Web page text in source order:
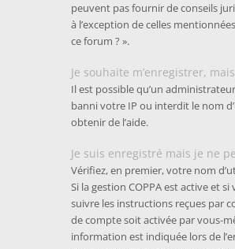
peuvent pas fournir de conseils
à l’exception de celles
ce forum ? ».
Je souhaite m’enregistrer,
Il est possible qu’un
banni votre IP ou interdit le nom
obtenir de l’aide.
Je suis enregistré mais je ne
Vérifiez, en premier, votre nom
Si la gestion COPPA est active et
suivre les instructions reçues par
de compte soit activée par vous-
information est indiquée lors de